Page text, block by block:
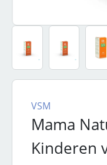
Mama
Kinderen
VSM